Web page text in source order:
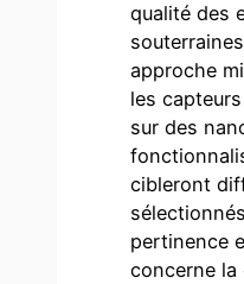
qualité des
approche
les
sur des
cibleront
pertinence
concerne la